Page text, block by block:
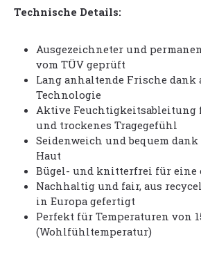
Technische Details:
Ausgezeichneter und
vom TÜV geprüft
Lang anhaltende Frische
Technologie
Aktive Feuchtigkeitsableitung
und trockenes Tragegefühl
Seidenweich und bequem
Haut
Bügel- und knitterfrei für eine
Nachhaltig und fair, aus
in Europa gefertigt
Perfekt für Temperaturen von
(Wohlfühltemperatur)